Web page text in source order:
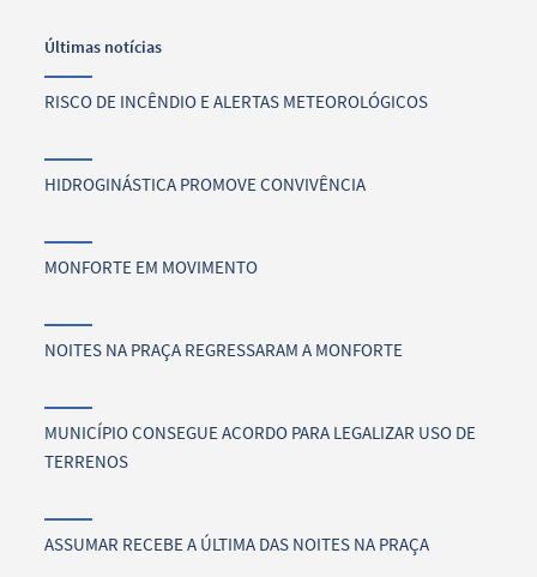
Últimas notícias
RISCO DE INCÊNDIO E ALERTAS METEOROLÓGICOS
HIDROGINÁSTICA PROMOVE CONVIVÊNCIA
MONFORTE EM MOVIMENTO
NOITES NA PRAÇA REGRESSARAM A MONFORTE
MUNICÍPIO CONSEGUE ACORDO PARA LEGALIZAR USO DE
TERRENOS
ASSUMAR RECEBE A ÚLTIMA DAS NOITES NA PRAÇA